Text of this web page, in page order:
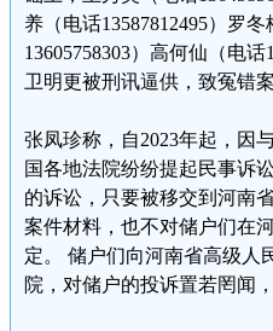
养（电话13587812495）罗
13605758303）高何仙（电
卫明更被刑讯逼供，致冤错
张凤珍称，自2023年起，因
国各地法院纷纷提起民事诉
的诉讼，只要被移交到河南
案件材料，也不对储户们在
定。 储户们向河南省高级人
院，对储户的投诉置若罔闻